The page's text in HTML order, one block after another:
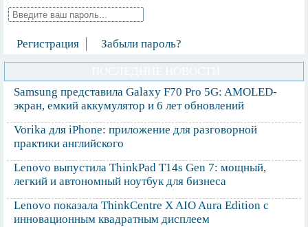
Регистрация Забыли пароль?
Samsung представила Galaxy F70 Pro 5G: AMOLED-
экран, емкий аккумулятор и 6 лет обновлений
Vorika для iPhone: приложение для разговорной
практики английского
Lenovo выпустила ThinkPad T14s Gen 7: мощный,
легкий и автономный ноутбук для бизнеса
Lenovo показала ThinkCentre X AIO Aura Edition с
инновационным квадратным дисплеем